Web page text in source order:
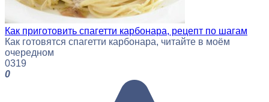
Как приготовить спагетти карбонара, рецепт по шагам
Как готовятся спагетти карбонара, читайте в моём
очередном
0319
0